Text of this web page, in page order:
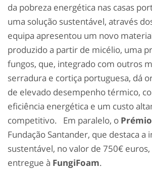
da pobreza energética nas casas
uma solução sustentável, através
equipa apresentou um novo
produzido a partir de micélio, uma
fungos, que, integrado com outros
serradura e cortiça portuguesa, dá
de elevado desempenho térmico,
eficiência energética e um custo
competitivo. Em paralelo, o
Fundação Santander, que destaca a
sustentável, no valor de 750€
entregue à FungiFoam.